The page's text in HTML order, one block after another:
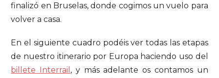
finalizó en Bruselas, donde cogimos un vuelo para
volver a casa.
En el siguiente cuadro podéis ver todas las etapas
de nuestro itinerario por Europa haciendo uso del
billete Interrail , y más adelante os contamos un